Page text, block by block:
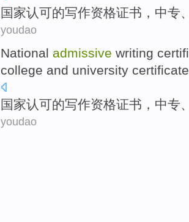
国家认可的写作资格证书 ， 中专
youdao
National admissive writing
college and university
国家认可的写作资格证书 ， 中专
youdao